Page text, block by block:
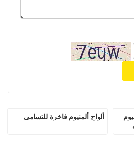
ألواح ألمنيوم فاخرة للتسامي